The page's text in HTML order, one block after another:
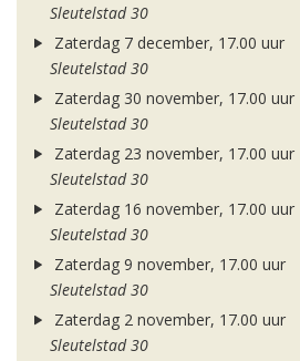
Sleutelstad 30
Zaterdag 7 december, 17.00 uur
Sleutelstad 30
Zaterdag 30 november, 17.00 uur
Sleutelstad 30
Zaterdag 23 november, 17.00 uur
Sleutelstad 30
Zaterdag 16 november, 17.00 uur
Sleutelstad 30
Zaterdag 9 november, 17.00 uur
Sleutelstad 30
Zaterdag 2 november, 17.00 uur
Sleutelstad 30